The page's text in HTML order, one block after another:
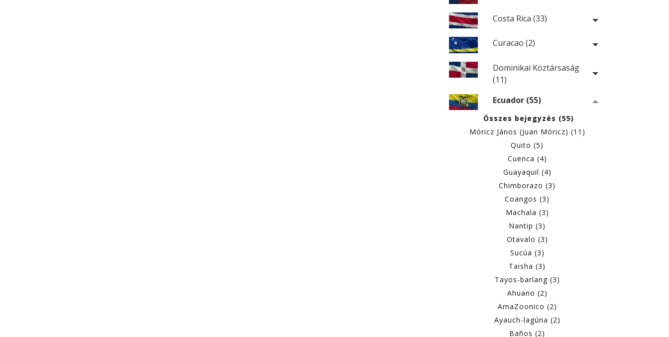
Costa Rica (33)
Curacao (2)
Dominikai Köztársaság
(11)
Ecuador (55)
Összes bejegyzés (55)
Móricz János (Juan Móricz) (11)
Quito (5)
Cuenca (4)
Guayaquil (4)
Chimborazo (3)
Coangos (3)
Machala (3)
Nantip (3)
Otavalo (3)
Sucúa (3)
Taisha (3)
Tayos-barlang (3)
Ahuano (2)
AmaZoonico (2)
Ayauch-lagúna (2)
Baños (2)